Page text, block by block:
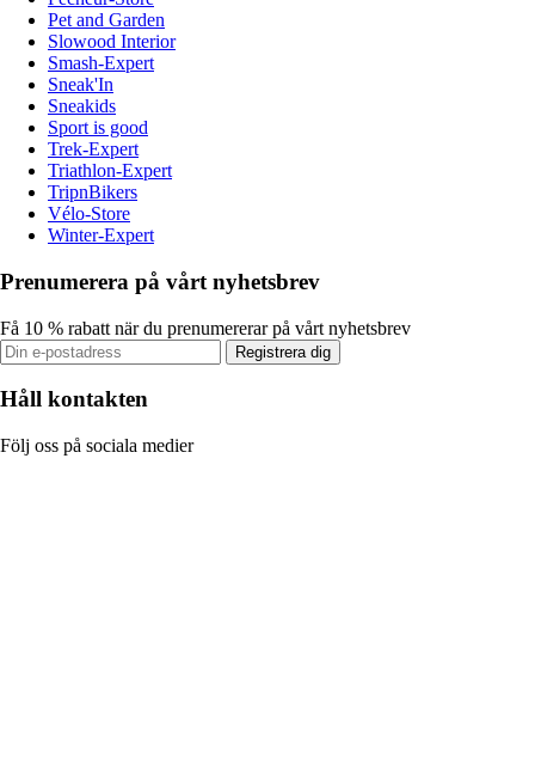
Pet and Garden
Slowood Interior
Smash-Expert
Sneak'In
Sneakids
Sport is good
Trek-Expert
Triathlon-Expert
TripnBikers
Vélo-Store
Winter-Expert
Prenumerera på vårt nyhetsbrev
Få 10 % rabatt när du prenumererar på vårt nyhetsbrev
Registrera dig
Håll kontakten
Följ oss på sociala medier